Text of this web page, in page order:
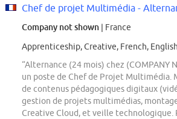
Chef de projet Multimédia -
Company not shown | France
Apprenticeship, Creative, French, English
“Alternance (24 mois) chez (COMPANY
un poste de Chef de Projet Multimédia.
de contenus pédagogiques digitaux
gestion de projets multimédias,
Creative Cloud, et veille technologique.